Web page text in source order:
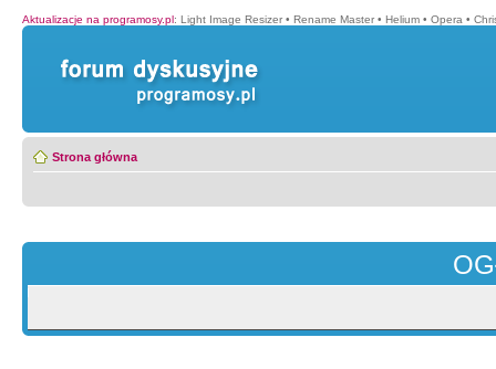
Aktualizacje na programosy.pl: Light Image Resizer • Rename Master • Helium • Opera •
Strona główna